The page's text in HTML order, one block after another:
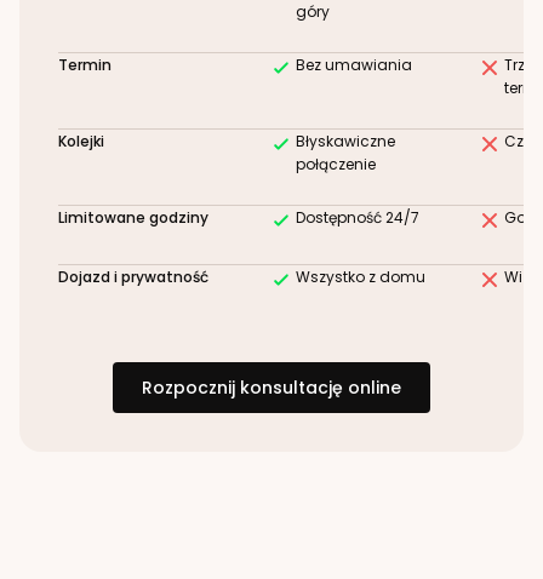
góry
Termin Bez umawiania
Kolejki
Błyskawiczne
połączenie
Limitowane godziny Dostępność 24/7
Dojazd i prywatność Wszystko z domu
Rozpocznij konsultację online